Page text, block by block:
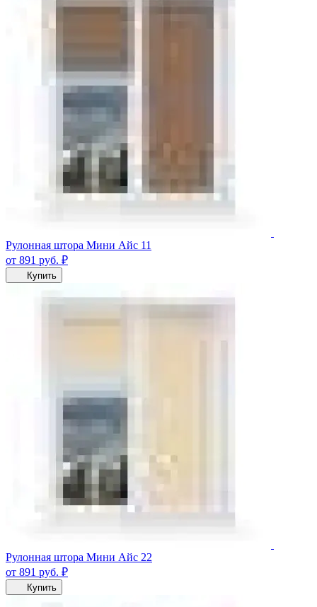
Рулонная штора Мини Айс 11
от 891 руб. ₽
Купить
Рулонная штора Мини Айс 22
от 891 руб. ₽
Купить